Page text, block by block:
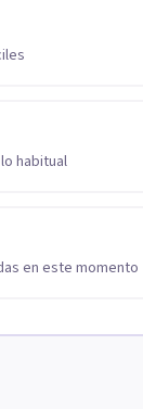
habitual
en este momento